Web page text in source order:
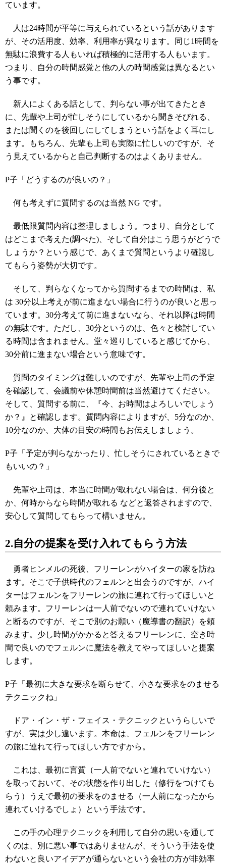
ています。
人は24時間が平等に与えられているという話があります
が、その活用度、効率、利用率が異なります。同じ1時間を
無駄に浪費する人もいれば積極的に活用する人もいます。
つまり、自分の時間感覚と他の人の時間感覚は異なるとい
う事です。
新人によくある話として、判らない事が出てきたとき
に、先輩や上司が忙しそうにしているから聞きそびれる、
または聞くのを後回しにしてしまうという話をよく耳にし
ます。もちろん、先輩も上司も実際に忙しいのですが、そ
う見えているからと自己判断するのはよくありません。
P子「どうするのが良いの？」
何も考えずに質問するのは当然 NG です。
最低限質問内容は整理しましょう。つまり、自分として
はどこまで考えた(調べた)、そして自分はこう思うがどうで
しょうか？という感じで、あくまで質問というより確認し
てもらう姿勢が大切です。
そして、判らなくなってから質問するまでの時間は、私
は 30分以上考えが前に進まない場合に行うのが良いと思っ
ています。30分考えて前に進まないなら、それ以降は時間
の無駄です。ただし、30分というのは、色々と検討してい
る時間は含まれません。堂々巡りしていると感じてから、
30分前に進まない場合という意味です。
質問のタイミングは難しいのですが、先輩や上司の予定
を確認して、会議前や休憩時間前は当然避けてください。
そして、質問する前に、『今、お時間はよろしいでしょう
か？』と確認します。質問内容によりますが、5分なのか、
10分なのか、大体の目安の時間もお伝えしましょう。
P子「予定が判らなかったり、忙しそうにされているときで
もいいの？」
先輩や上司は、本当に時間が取れない場合は、何分後と
か、何時からなら時間が取れる などと返答されますので、
安心して質問してもらって構いません。
2.自分の提案を受け入れてもらう方法
勇者ヒンメルの死後、フリーレンがハイターの家を訪ね
ます。そこで子供時代のフェルンと出会うのですが、ハイ
ターはフェルンをフリーレンの旅に連れて行ってほしいと
頼みます。フリーレンは一人前でないので連れていけない
と断るのですが、そこで別のお願い（魔導書の翻訳）を頼
みます。少し時間がかかると答えるフリーレンに、空き時
間で良いのでフェルンに魔法を教えてやってほしいと提案
します。
P子「最初に大きな要求を断らせて、小さな要求をのませる
テクニックね」
ドア・イン・ザ・フェイス・テクニックというらしいで
すが、実は少し違います。本命は、フェルンをフリーレン
の旅に連れて行ってほしい方ですから。
これは、最初に言質（一人前でないと連れていけない）
を取っておいて、その状態を作り出した（修行をつけても
らう）うえで最初の要求をのませる（一人前になったから
連れていけるでしょ）という手法です。
この手の心理テクニックを利用して自分の思いを通して
くのは、別に悪い事ではありませんが、そういう手法を使
わないと良いアイデアが通らないという会社の方が非効率